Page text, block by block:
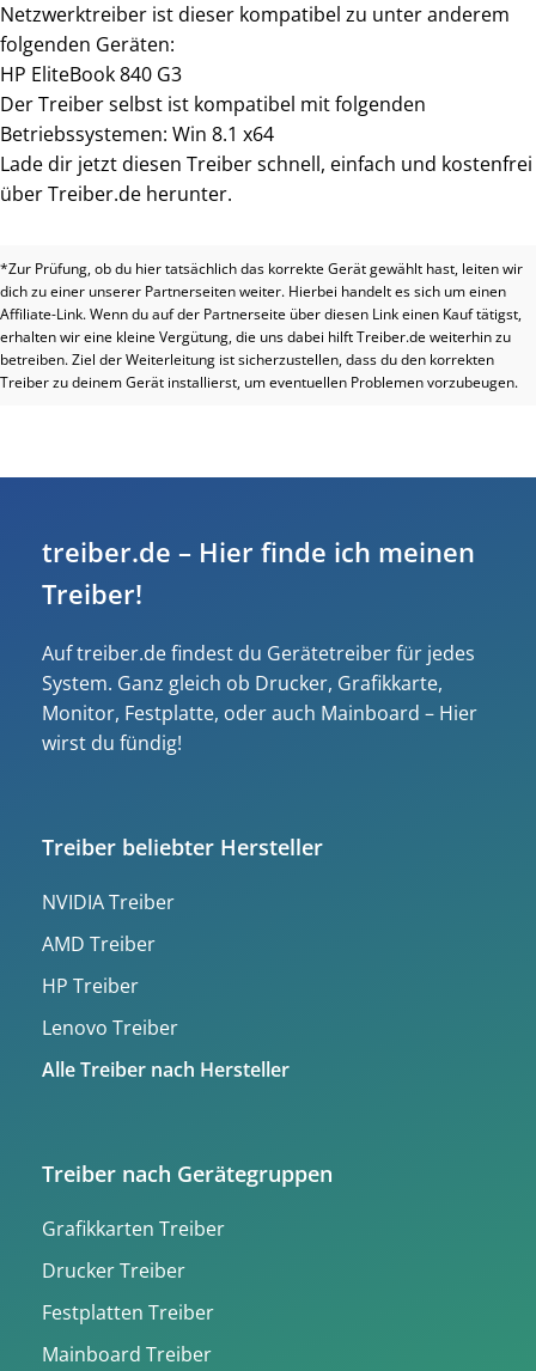
Netzwerktreiber ist dieser kompatibel zu unter anderem
folgenden Geräten:
HP EliteBook 840 G3
Der Treiber selbst ist kompatibel mit folgenden
Betriebssystemen: Win 8.1 x64
Lade dir jetzt diesen Treiber schnell, einfach und kostenfrei
über Treiber.de herunter.
*Zur Prüfung, ob du hier tatsächlich das korrekte Gerät gewählt hast, leiten wir
dich zu einer unserer Partnerseiten weiter. Hierbei handelt es sich um einen
Affiliate-Link. Wenn du auf der Partnerseite über diesen Link einen Kauf tätigst,
erhalten wir eine kleine Vergütung, die uns dabei hilft Treiber.de weiterhin zu
betreiben. Ziel der Weiterleitung ist sicherzustellen, dass du den korrekten
Treiber zu deinem Gerät installierst, um eventuellen Problemen vorzubeugen.
treiber.de – Hier finde ich meinen
Treiber!
Auf treiber.de findest du Gerätetreiber für jedes
System. Ganz gleich ob Drucker, Grafikkarte,
Monitor, Festplatte, oder auch Mainboard – Hier
wirst du fündig!
Treiber beliebter Hersteller
NVIDIA Treiber
AMD Treiber
HP Treiber
Lenovo Treiber
Alle Treiber nach Hersteller
Treiber nach Gerätegruppen
Grafikkarten Treiber
Drucker Treiber
Festplatten Treiber
Mainboard Treiber